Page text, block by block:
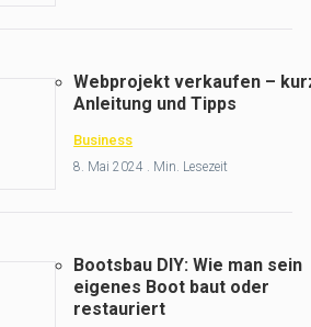
Webprojekt verkaufen –
Anleitung und Tipps
Business
8. Mai 2024 . Min. Lesezeit
Bootsbau DIY: Wie man sein
eigenes Boot baut oder
restauriert